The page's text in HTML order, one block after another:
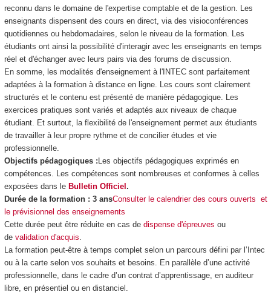
reconnu dans le domaine de l'expertise comptable et de la gestion. Les
enseignants dispensent des cours en direct, via des visioconférences
quotidiennes ou hebdomadaires, selon le niveau de la formation. Les
étudiants ont ainsi la possibilité d'interagir avec les enseignants en temps
réel et d'échanger avec leurs pairs via des forums de discussion.
En somme, les modalités d'enseignement à l'INTEC sont parfaitement
adaptées à la formation à distance en ligne. Les cours sont clairement
structurés et le contenu est présenté de manière pédagogique. Les
exercices pratiques sont variés et adaptés aux niveaux de chaque
étudiant. Et surtout, la flexibilité de l'enseignement permet aux étudiants
de travailler à leur propre rythme et de concilier études et vie
professionnelle.
Objectifs pédagogiques : Les objectifs pédagogiques exprimés en
compétences. Les compétences sont nombreuses et conformes à celles
exposées dans le Bulletin Officiel .
Durée de la formation : 3 ansConsulter le calendrier des cours ouverts et
le prévisionnel des enseignements
Cette durée peut être réduite en cas de dispense d'épreuves ou
de validation d'acquis.
La formation peut-être à temps complet selon un parcours défini par l’Intec
ou à la carte selon vos souhaits et besoins. En parallèle d’une activité
professionnelle, dans le cadre d’un contrat d’apprentissage, en auditeur
libre, en présentiel ou en distanciel.